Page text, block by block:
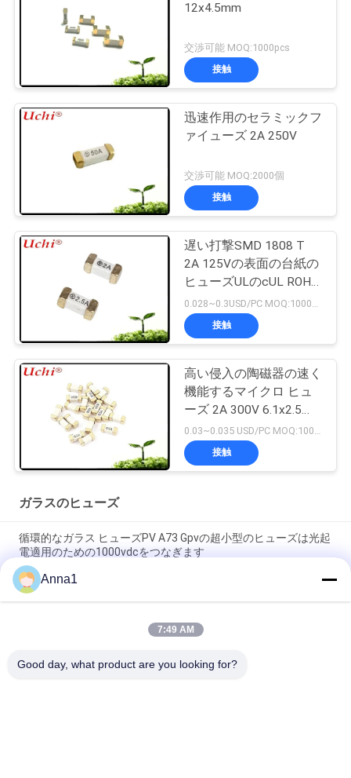
12x4.5mm
交渉可能 MOQ:1000pcs
接触
迅速作用のセラミックフ
ァイューズ 2A 250V
交渉可能 MOQ:2000個
接触
遅い打撃SMD 1808 T
2A 125Vの表面の台紙の
ヒューズULのcUL ROHS
の範囲CQC
接触
高い侵入の陶磁器の速く
機能するマイクロ ヒュ
ーズ 2A 300V 6.1x2.5
Mm SSF1200
0.03~0.035 USD/PC MOQ:1000pcs
接触
ガラスのヒューズ
循環的なガラス ヒューズPV A73 Gpvの超小型のヒューズは光起
電適用のための1000vdcをつなぎます
SMD1140 476のシリーズは打撃のLEDの照明のための表面のピ
コ山のヒューズ1A 250VAC 400VDCを遅らせます
高圧5.500電源のためのシリーズ ガラス管のヒューズ500Vの時
Anna1
7:49 AM
Good day, what product are you looking for?